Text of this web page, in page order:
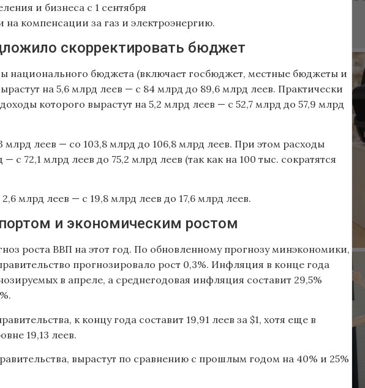
и бизнеса с 1 сентября
компенсации за газ и электроэнергию.
скорректировать бюджет
национального бюджета (включает госбюджет, местные бюджеты и
на 5,6 млрд леев — с 84 млрд до 89,6 млрд леев. Практически
которого вырастут на 5,2 млрд леев — с 52,7 млрд до 57,9 млрд
млрд леев — со 103,8 млрд до 106,8 млрд леев. При этом расходы
с 72,1 млрд леев до 75,2 млрд леев (так как на 100 тыс. сократятся
млрд леев — с 19,8 млрд леев до 17,6 млрд леев.
и экономическим ростом
роста ВВП на этот год. По обновленному прогнозу минэкономики,
прогнозировало рост 0,3%. Инфляция в конце года
в апреле, а среднегодовая инфляция составит 29,5%
к концу года составит 19,91 леев за $1, хотя еще в
19,13 леев.
вырастут по сравнению с прошлым годом на 40% и 25%